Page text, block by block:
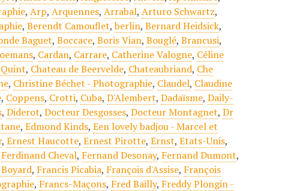
,Arp,Arquennes,Arrabal,Arturo Schwartz,
,Berendt Camouflet,berlin,Bernard Heidsick,
Baguet,Boccace,Boris Vian,Bouglé,Brancusi,
, Cardan, Carrare, Catherine Valogne, Céline
, Chateau de Beervelde, Chateaubriand, Che
, Christine Béchet - Photographie, Claudel, Claudine
, Coppens, Crotti, Cuba,D'Alembert,Dadaïsme,Daily-
,Diderot,Docteur Desgosses,Docteur Montagnet,Dr
,Edmond Kinds,Een lovely badjou - Marcel et
,Ernest Haucotte,Ernest Pirotte,Ernst,Etats-Unis,
Ferdinand Cheval, Fernand Desonay, Fernand Dumont,
, Francis Picabia, François d'Assise, François
, Francs-Maçons, Fred Bailly, Freddy Plongin -